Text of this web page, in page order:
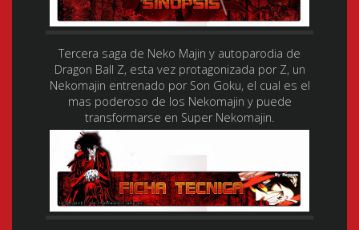
Tercera saga de Neko Majin y autoparodia de
Dragon Ball Z, esta vez protagonizada por Z, un
Nekomajin entrenado por Son Goku, el cual es el
mas poderoso de los Nekomajin y puede
transformarse en Super Nekomajin.